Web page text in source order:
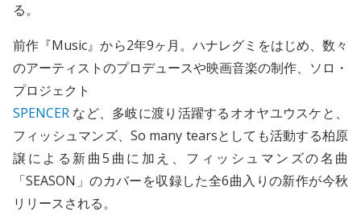
る。
前作『Music』から2年9ヶ月。ハナレグミをはじめ、数々
のアーティストのプロデュースや映画音楽の制作、ソロ・
プロジェクト
SPENCER など、多岐に渡り活躍するオオヤユウスケと、
フィッシュマンズ、So many tearsとしても活動する柏原
譲による新曲5曲に加え、フィッシュマンズの名曲
「SEASON」のカバーを収録した全6曲入りの新作が今秋
リリースされる。